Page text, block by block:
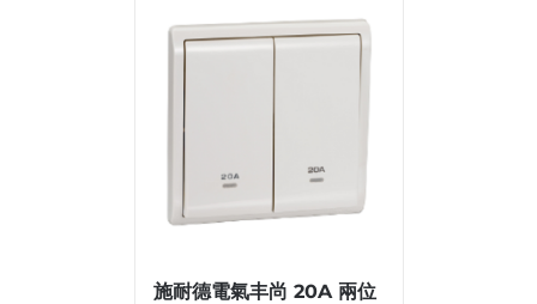
施耐德電氣丰尚 20A 兩位